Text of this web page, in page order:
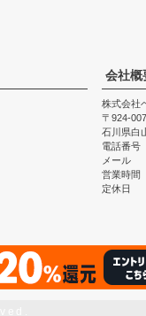
会社概
株式会社
924-
石川県白
電話番号
メール
営業時間
定休日